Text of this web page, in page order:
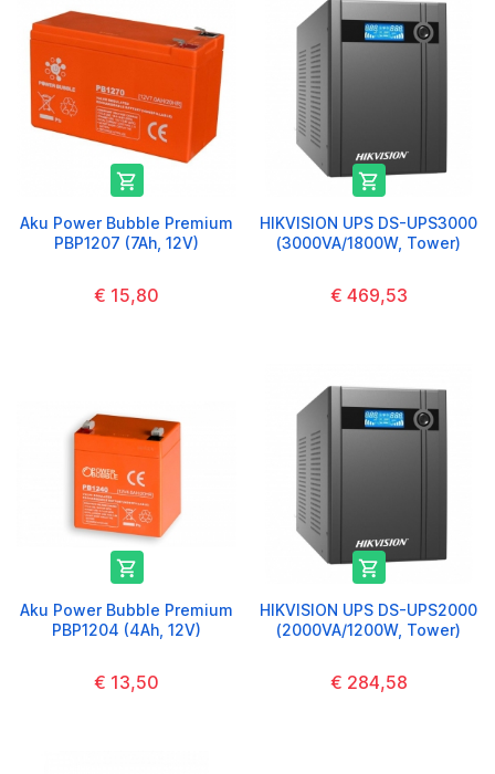

Aku Power Bubble Premium
PBP1207 (7Ah, 12V)
€ 15,80

HIKVISION UPS DS-UPS3000
(3000VA/1800W, Tower)
€ 469,53

Aku Power Bubble Premium
PBP1204 (4Ah, 12V)
€ 13,50

HIKVISION UPS DS-UPS2000
(2000VA/1200W, Tower)
€ 284,58